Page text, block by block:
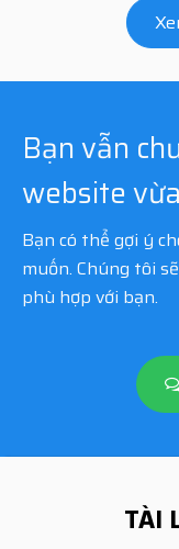
Bạn vẫn
website
Bạn có thể gợi ý
muốn. Chúng tôi
phù hợp với bạn.
TÀI